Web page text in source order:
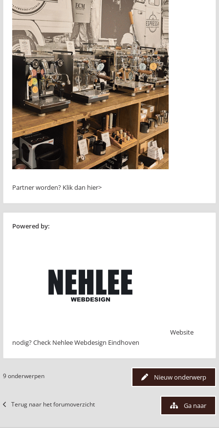
Partner worden? Klik dan hier>
Powered by:
Website
nodig? Check Nehlee Webdesign Eindhoven
Nieuw onderwerp
9 onderwerpen
Terug naar het forumoverzicht Ga naar